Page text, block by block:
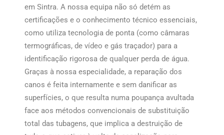
em Sintra. A nossa equipa não só detém as
certificações e o conhecimento técnico essenciais,
como utiliza tecnologia de ponta (como câmaras
termográficas, de vídeo e gás traçador) para a
identificação rigorosa de qualquer perda de água.
Graças à nossa especialidade, a reparação dos
canos é feita internamente e sem danificar as
superfícies, o que resulta numa poupança avultada
face aos métodos convencionais de substituição
total das tubagens, que implica a destruição de